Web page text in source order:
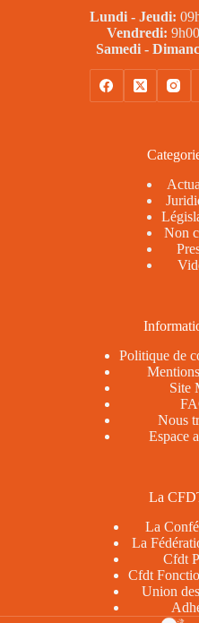
Lundi - Jeudi:
Vendredi:
Samedi -
Non
Politique de
Site
Nous
Espace
La
La
La
Cfdt
Cfdt
Union